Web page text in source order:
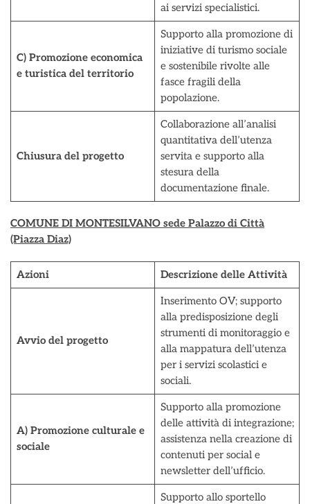
ai servizi specialistici.
C) Promozione economica
e turistica del territorio
Supporto alla promozione di
iniziative di turismo sociale
e sostenibile rivolte alle
fasce fragili della
popolazione.
Chiusura del progetto
Collaborazione all’analisi
quantitativa dell’utenza
servita e supporto alla
stesura della
documentazione finale.
COMUNE DI MONTESILVANO sede Palazzo di Città
(Piazza Diaz)
Azioni Descrizione delle Attività
Avvio del progetto
Inserimento OV; supporto
alla predisposizione degli
strumenti di monitoraggio e
alla mappatura dell’utenza
per i servizi scolastici e
sociali.
A) Promozione culturale e
sociale
Supporto alla promozione
delle attività di integrazione;
assistenza nella creazione di
contenuti per social e
newsletter dell’ufficio.
Supporto allo sportello